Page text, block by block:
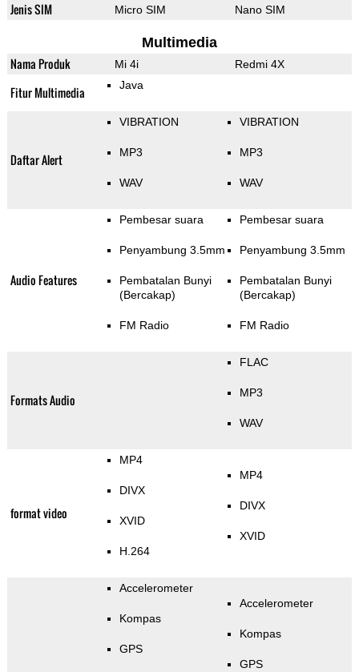
Jenis SIM Micro SIM Nano SIM
Multimedia
Nama Produk Mi 4i Redmi 4X
Fitur Multimedia Java
Daftar Alert
VIBRATION
MP3
WAV
VIBRATION
MP3
WAV
Audio Features
Pembesar suara
Penyambung 3.5mm
Pembatalan Bunyi
(Bercakap)
FM Radio
Pembesar suara
Penyambung 3.5mm
Pembatalan Bunyi
(Bercakap)
FM Radio
Formats Audio
FLAC
MP3
WAV
format video
MP4
DIVX
XVID
H.264
MP4
DIVX
XVID
Accelerometer
Kompas
GPS
Accelerometer
Kompas
GPS